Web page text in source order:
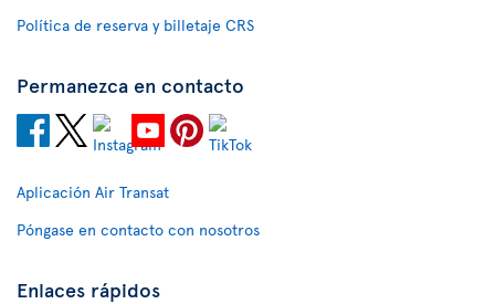
Política de reserva y billetaje CRS
Permanezca en contacto
Aplicación Air Transat
Póngase en contacto con nosotros
Enlaces rápidos